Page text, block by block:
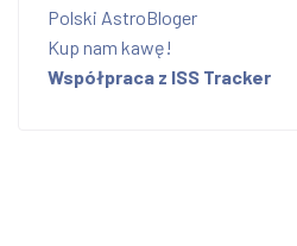
Polski AstroBloger
Kup nam kawę!
Współpraca z ISS Tracker